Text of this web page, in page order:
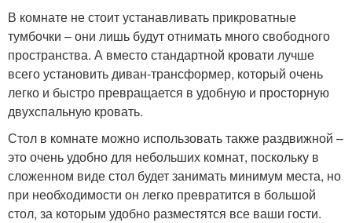
В комнате не стоит устанавливать прикроватные
тумбочки – они лишь будут отнимать много свободного
пространства. А вместо стандартной кровати лучше
всего установить диван-трансформер, который очень
легко и быстро превращается в удобную и просторную
двухспальную кровать.
Стол в комнате можно использовать также раздвижной –
это очень удобно для небольших комнат, поскольку в
сложенном виде стол будет занимать минимум места, но
при необходимости он легко превратится в большой
стол, за которым удобно разместятся все ваши гости.